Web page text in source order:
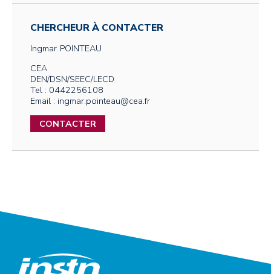
CHERCHEUR À CONTACTER
Ingmar POINTEAU
CEA
DEN/DSN/SEEC/LECD
Tel : 0442256108
Email : ingmar.pointeau@cea.fr
CONTACTER